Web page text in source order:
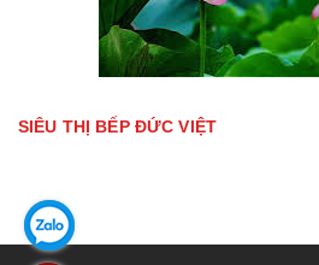
SIÊU THỊ BẾP ĐỨC VIỆT